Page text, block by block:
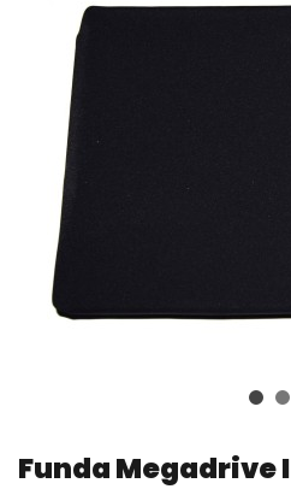
Funda Megadrive I